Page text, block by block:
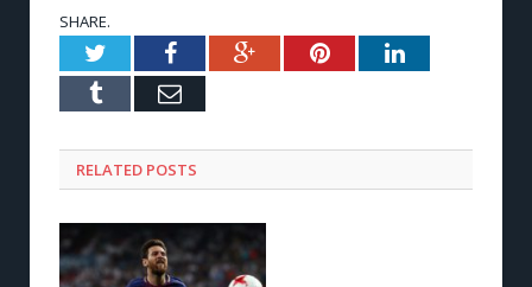
SHARE.
TwitterFacebookGoogle+PinterestLinkedIn
Tumblr Email
RELATED POSTS